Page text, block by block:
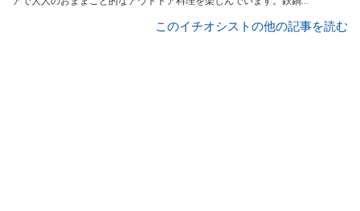
トも積極的取り入れてアウトドアガジェットも楽しんでいます。
このイチオシストの他の記事を読む